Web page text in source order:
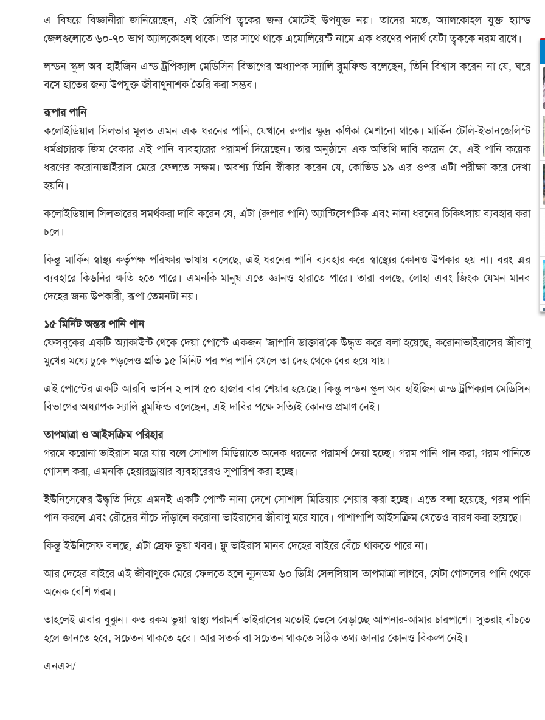
এ বিষয়ে বিজ্ঞানীরা জানিয়েছেন, এই রেসিপি ত্বকের জন্য মোটেই উপযুক্ত নয়। তাদের মতে, অ্যালকোহল যুক্ত হ্যান্ড
জেলগুলোতে ৬০-৭০ ভাগ অ্যালকোহল থাকে। তার সাথে থাকে এমোলিয়েন্ট নামে এক ধরণের পদার্থ যেটা ত্বককে নরম রাখে।
লন্ডন স্কুল অব হাইজিন এন্ড ট্রপিক্যাল মেডিসিন বিভাগের অধ্যাপক স্যালি ব্লুমফিল্ড বলেছেন, তিনি বিশ্বাস করেন না যে, ঘরে
বসে হাতের জন্য উপযুক্ত জীবাণুনাশক তৈরি করা সম্ভব।
রূপার পানি
কলোইডিয়াল সিলভার মূলত এমন এক ধরনের পানি, যেখানে রুপার ক্ষুদ্র কণিকা মেশানো থাকে। মার্কিন টেলি-ইভানজেলিস্ট
ধর্মপ্রচারক জিম বেকার এই পানি ব্যবহারের পরামর্শ দিয়েছেন। তার অনুষ্ঠানে এক অতিথি দাবি করেন যে, এই পানি কয়েক
ধরণের করোনাভাইরাস মেরে ফেলতে সক্ষম। অবশ্য তিনি স্বীকার করেন যে, কোভিড-১৯ এর ওপর এটা পরীক্ষা করে দেখা
হয়নি।
কলোইডিয়াল সিলভারের সমর্থকরা দাবি করেন যে, এটা (রুপার পানি) অ্যান্টিসেপটিক এবং নানা ধরনের চিকিৎসায় ব্যবহার করা
চলে।
কিন্তু মার্কিন স্বাস্থ্য কর্তৃপক্ষ পরিষ্কার ভাষায় বলেছে, এই ধরনের পানি ব্যবহার করে স্বাস্থ্যের কোনও উপকার হয় না। বরং এর
ব্যবহারে কিডনির ক্ষতি হতে পারে। এমনকি মানুষ এতে জ্ঞানও হারাতে পারে। তারা বলছে, লোহা এবং জিংক যেমন মানব
দেহের জন্য উপকারী, রূপা তেমনটা নয়।
১৫ মিনিট অন্তর পানি পান
ফেসবুকের একটি অ্যাকাউন্ট থেকে দেয়া পোস্টে একজন 'জাপানি ডাক্তার'কে উদ্ধৃত করে বলা হয়েছে, করোনাভাইরাসের জীবাণু
মুখের মধ্যে ঢুকে পড়লেও প্রতি ১৫ মিনিট পর পর পানি খেলে তা দেহ থেকে বের হয়ে যায়।
এই পোস্টের একটি আরবি ভার্সন ২ লাখ ৫০ হাজার বার শেয়ার হয়েছে। কিন্তু লন্ডন স্কুল অব হাইজিন এন্ড ট্রপিক্যাল মেডিসিন
বিভাগের অধ্যাপক স্যালি ব্লুমফিল্ড বলেছেন, এই দাবির পক্ষে সত্যিই কোনও প্রমাণ নেই।
তাপমাত্রা ও আইসক্রিম পরিহার
গরমে করোনা ভাইরাস মরে যায় বলে সোশাল মিডিয়াতে অনেক ধরনের পরামর্শ দেয়া হচ্ছে। গরম পানি পান করা, গরম পানিতে
গোসল করা, এমনকি হেয়ারড্রায়ার ব্যবহারেরও সুপারিশ করা হচ্ছে।
ইউনিসেফের উদ্ধৃতি দিয়ে এমনই একটি পোস্ট নানা দেশে সোশাল মিডিয়ায় শেয়ার করা হচ্ছে। এতে বলা হয়েছে, গরম পানি
পান করলে এবং রৌদ্রের নীচে দাঁড়ালে করোনা ভাইরাসের জীবাণু মরে যাবে। পাশাপাশি আইসক্রিম খেতেও বারণ করা হয়েছে।
কিন্তু ইউনিসেফ বলছে, এটা স্রেফ ভুয়া খবর। ফ্লু ভাইরাস মানব দেহের বাইরে বেঁচে থাকতে পারে না।
আর দেহের বাইরে এই জীবাণুকে মেরে ফেলতে হলে ন্যূনতম ৬০ ডিগ্রি সেলসিয়াস তাপমাত্রা লাগবে, যেটা গোসলের পানি থেকে
অনেক বেশি গরম।
তাহলেই এবার বুঝুন। কত রকম ভুয়া স্বাস্থ্য পরামর্শ ভাইরাসের মতোই ভেসে বেড়াচ্ছে আপনার-আমার চারপাশে। সুতরাং বাঁচতে
হলে জানতে হবে, সচেতন থাকতে হবে। আর সতর্ক বা সচেতন থাকতে সঠিক তথ্য জানার কোনও বিকল্প নেই।
এনএস/